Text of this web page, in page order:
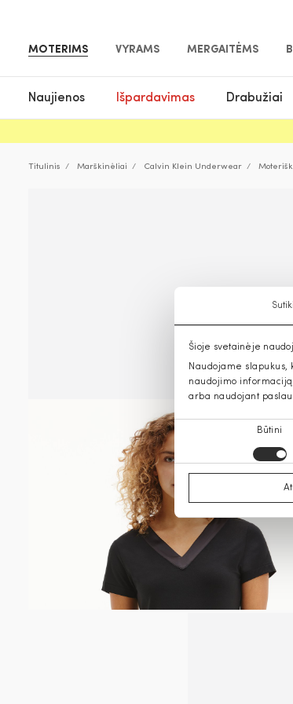
Šioje svetainėje
Naudojame
naudojimo
arba naudojant
Sutikimo
Būtini
MOTERIMS VYRAMS MERGAITĖMS
Naujienos Išpardavimas Drabužiai
Titulinis Marškinėliai Calvin Klein Underwear